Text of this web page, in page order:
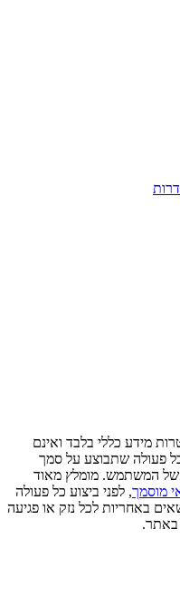
מידע כללי בלבד ואינם
כל פעולה שתבוצע על סמך
של המשתמש. מומלץ מאוד
מוסמך, לפני ביצוע כל פעולה
באחריות לכל נזק או פגיעה
באתר.